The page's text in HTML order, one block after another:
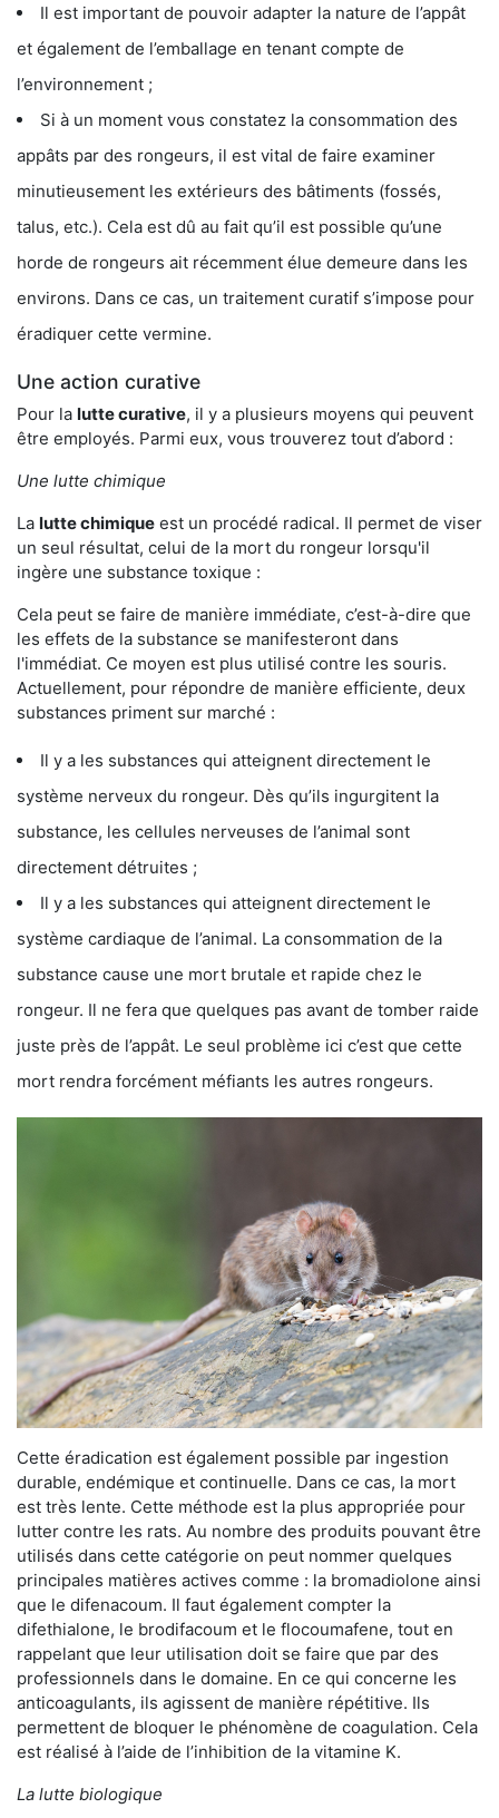
Il est important de pouvoir adapter la nature de l’appât
et également de l’emballage en tenant compte de
l’environnement ;
Si à un moment vous constatez la consommation des
appâts par des rongeurs, il est vital de faire examiner
minutieusement les extérieurs des bâtiments (fossés,
talus, etc.). Cela est dû au fait qu’il est possible qu’une
horde de rongeurs ait récemment élue demeure dans les
environs. Dans ce cas, un traitement curatif s’impose pour
éradiquer cette vermine.
Une action curative
Pour la lutte curative, il y a plusieurs moyens qui peuvent
être employés. Parmi eux, vous trouverez tout d’abord :
Une lutte chimique
La lutte chimique est un procédé radical. Il permet de viser
un seul résultat, celui de la mort du rongeur lorsqu'il
ingère une substance toxique :
Cela peut se faire de manière immédiate, c’est-à-dire que
les effets de la substance se manifesteront dans
l'immédiat. Ce moyen est plus utilisé contre les souris.
Actuellement, pour répondre de manière efficiente, deux
substances priment sur marché :
Il y a les substances qui atteignent directement le
système nerveux du rongeur. Dès qu’ils ingurgitent la
substance, les cellules nerveuses de l’animal sont
directement détruites ;
Il y a les substances qui atteignent directement le
système cardiaque de l’animal. La consommation de la
substance cause une mort brutale et rapide chez le
rongeur. Il ne fera que quelques pas avant de tomber raide
juste près de l’appât. Le seul problème ici c’est que cette
mort rendra forcément méfiants les autres rongeurs.
Cette éradication est également possible par ingestion
durable, endémique et continuelle. Dans ce cas, la mort
est très lente. Cette méthode est la plus appropriée pour
lutter contre les rats. Au nombre des produits pouvant être
utilisés dans cette catégorie on peut nommer quelques
principales matières actives comme : la bromadiolone ainsi
que le difenacoum. Il faut également compter la
difethialone, le brodifacoum et le flocoumafene, tout en
rappelant que leur utilisation doit se faire que par des
professionnels dans le domaine. En ce qui concerne les
anticoagulants, ils agissent de manière répétitive. Ils
permettent de bloquer le phénomène de coagulation. Cela
est réalisé à l’aide de l’inhibition de la vitamine K.
La lutte biologique